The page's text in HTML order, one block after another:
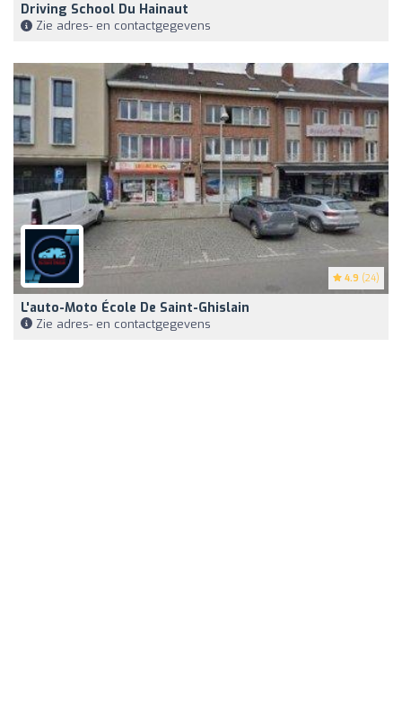
Driving School Du Hainaut
Zie adres- en contactgegevens
4.9 (24)
L'auto-Moto École De Saint-Ghislain
Zie adres- en contactgegevens